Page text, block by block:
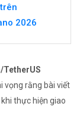
2026
TetherUS
vọng rằng bài viết
thực hiện giao